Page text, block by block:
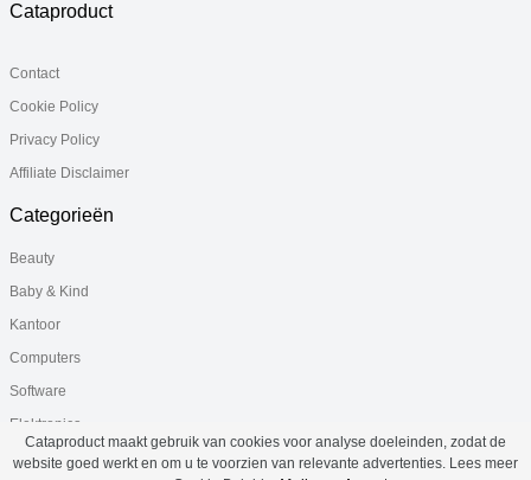
Cataproduct
Contact
Cookie Policy
Privacy Policy
Affiliate Disclaimer
Categorieën
Beauty
Baby & Kind
Kantoor
Computers
Software
Elektronica
Gezondheid
Cataproduct maakt gebruik van cookies voor analyse doeleinden, zodat de
website goed werkt en om u te voorzien van relevante advertenties. Lees meer